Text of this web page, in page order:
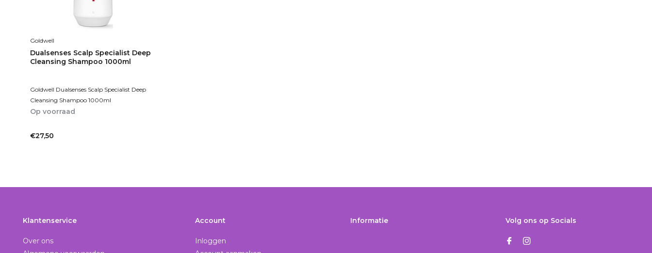
Goldwell
Dualsenses Scalp Specialist Deep
Cleansing Shampoo 1000ml
Goldwell Dualsenses Scalp Specialist Deep
Cleansing Shampoo 1000ml
Op voorraad
€27,50
Klantenservice
Over ons
Account
Inloggen
Informatie Volg ons op Socials